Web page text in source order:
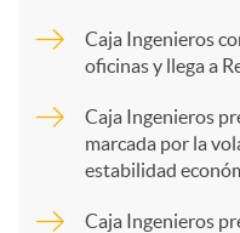
p
a
Caja Ingenieros
oficinas y llega a
Caja Ingenieros
marcada por la
estabilidad
Caja Ingenieros